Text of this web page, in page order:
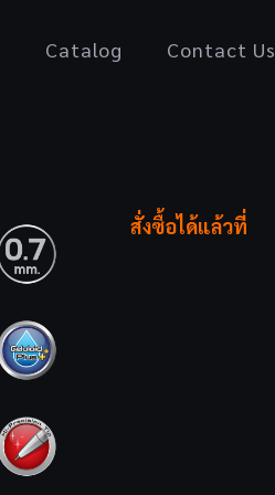
Catalog Contact Us
สั่งซื้อได้แล้วที่